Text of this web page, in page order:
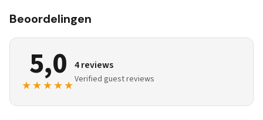
Beoordelingen
5,0
★★★★★
4 reviews
Verified guest reviews